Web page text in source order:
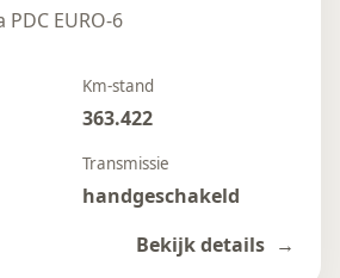
PDC EURO-6
Km-stand
363.422
Transmissie
handgeschakeld
Bekijk details